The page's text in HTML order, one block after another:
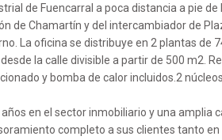
de Fuencarral a poca distancia a pie
de Chamartín y del intercambiador de
La oficina se distribuye en 2 plantas de
la calle divisible a partir de 500 m2.
y bomba de calor incluidos.2
en el sector inmobiliario y una amplia
completo a sus clientes tanto